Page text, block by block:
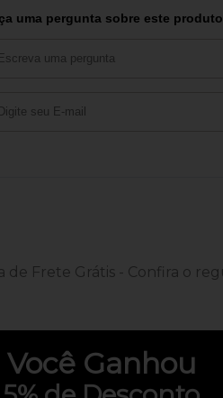
uma pergunta sobre este produto
Você Ganhou